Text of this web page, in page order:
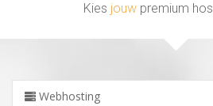
Kies jouwpremium
Webhosting